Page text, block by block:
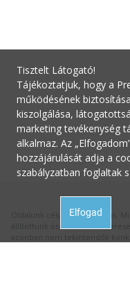
Oldalunk célja a tájékoztatás.
állítottunk össze és
Tisztelt Látogató!
Tájékoztatjuk, hogy a
működésének
kiszolgálása,
marketing tevékenység
alkalmaz. Az
hozzájárulását adja a
szabályzatban foglaltak
Elfogad